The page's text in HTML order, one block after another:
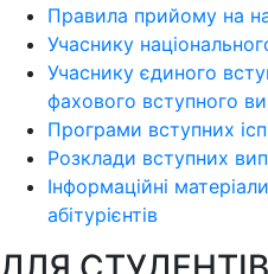
Правила прийому на
Учаснику
Учаснику єдиного
фахового вступного
Програми вступних
Розклади вступних
Інформаційні
абітурієнтів